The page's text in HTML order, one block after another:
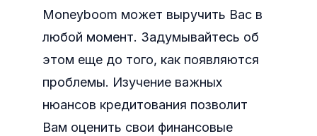
Moneyboom может выручить Вас в
любой момент. Задумывайтесь об
этом еще до того, как появляются
проблемы. Изучение важных
нюансов кредитования позволит
Вам оценить свои финансовые